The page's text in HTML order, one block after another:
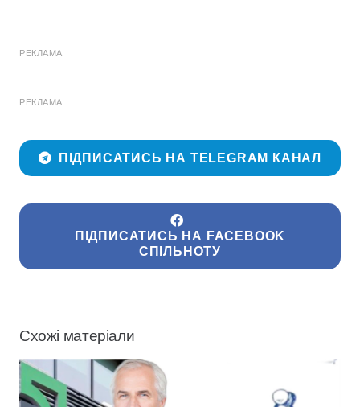
РЕКЛАМА
РЕКЛАМА
ПІДПИСАТИСЬ НА TELEGRAM КАНАЛ
ПІДПИСАТИСЬ НА FACEBOOK
СПІЛЬНОТУ
Схожі матеріали